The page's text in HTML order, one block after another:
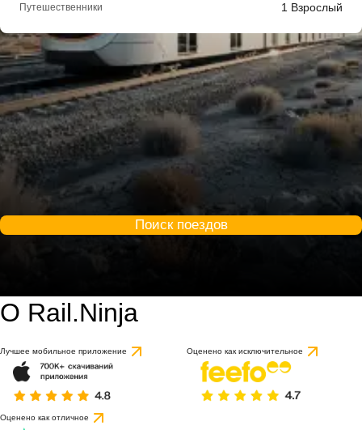
Путешественники 1 Взрослый
Поиск поездов
О Rail.Ninja
Лучшее мобильное приложение Оценено как исключительное
Оценено как отличное